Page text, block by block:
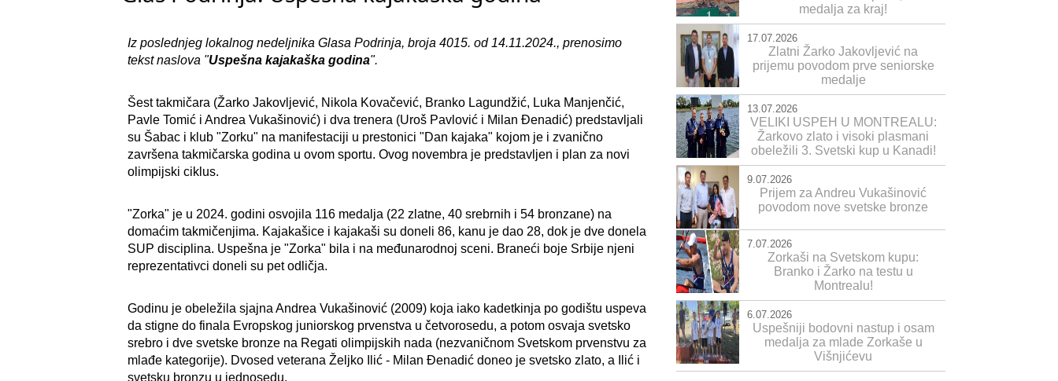
Iz poslednjeg lokalnog nedeljnika Glasa Podrinja, broja 4015. od 14.11.2024., prenosimo
tekst naslova "Uspešna kajakaška godina".
Šest takmičara (Žarko Jakovljević, Nikola Kovačević, Branko Lagundžić, Luka Manjenčić,
Pavle Tomić i Andrea Vukašinović) i dva trenera (Uroš Pavlović i Milan Đenadić) predstavljali
su Šabac i klub "Zorku" na manifestaciji u prestonici "Dan kajaka" kojom je i zvanično
završena takmičarska godina u ovom sportu. Ovog novembra je predstavljen i plan za novi
olimpijski ciklus.
"Zorka" je u 2024. godini osvojila 116 medalja (22 zlatne, 40 srebrnih i 54 bronzane) na
domaćim takmičenjima. Kajakašice i kajakaši su doneli 86, kanu je dao 28, dok je dve donela
SUP disciplina. Uspešna je "Zorka" bila i na međunarodnoj sceni. Braneći boje Srbije njeni
reprezentativci doneli su pet odličja.
Godinu je obeležila sjajna Andrea Vukašinović (2009) koja iako kadetkinja po godištu uspeva
da stigne do finala Evropskog juniorskog prvenstva u četvorosedu, a potom osvaja svetsko
srebro i dve svetske bronze na Regati olimpijskih nada (nezvaničnom Svetskom prvenstvu za
mlađe kategorije). Dvosed veterana Željko Ilić - Milan Đenadić doneo je svetsko zlato, a Ilić i
svetsku bronzu u jednosedu.
medalja za kraj!
17.07.2026
Zlatni Žarko Jakovljević na
prijemu povodom prve seniorske
medalje
13.07.2026
VELIKI USPEH U MONTREALU:
Žarkovo zlato i visoki plasmani
obeležili 3. Svetski kup u Kanadi!
9.07.2026
Prijem za Andreu Vukašinović
povodom nove svetske bronze
7.07.2026
Zorkaši na Svetskom kupu:
Branko i Žarko na testu u
Montrealu!
6.07.2026
Uspešniji bodovni nastup i osam
medalja za mlade Zorkaše u
Višnjićevu